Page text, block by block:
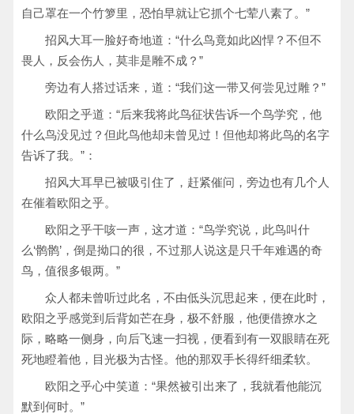
自己罩在一个竹箩里，恐怕早就让它抓个七荤八素了。”
招风大耳一脸好奇地道：“什么鸟竟如此凶悍？不但不
畏人，反会伤人，莫非是雕不成？”
旁边有人搭过话来，道：“我们这一带又何尝见过雕？”
欧阳之乎道：“后来我将此鸟征状告诉一个鸟学究，他
什么鸟没见过？但此鸟他却未曾见过！但他却将此鸟的名字
告诉了我。”：
招风大耳早已被吸引住了，赶紧催问，旁边也有几个人
在催着欧阳之乎。
欧阳之乎干咳一声，这才道：“鸟学究说，此鸟叫什
么‘鹘鹘’，倒是拗口的很，不过那人说这是只千年难遇的奇
鸟，值很多银两。”
众人都未曾听过此名，不由低头沉思起来，便在此时，
欧阳之乎感觉到后背如芒在身，极不舒服，他便借撩水之
际，略略一侧身，向后飞速一扫视，便看到有一双眼睛在死
死地瞪着他，目光极为古怪。他的那双手长得纤细柔软。
欧阳之乎心中笑道：“果然被引出来了，我就看他能沉
默到何时。”